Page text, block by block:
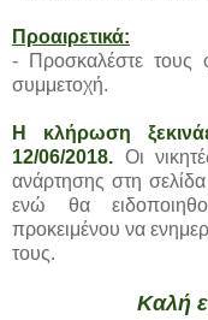
Προαιρετικά:
- Προσκαλέστε τους
συμμετοχή.
Η κλήρωση
12/06/2018. Οι
ανάρτησης στη
ενώ θα
προκειμένου να
τους.
Καλή